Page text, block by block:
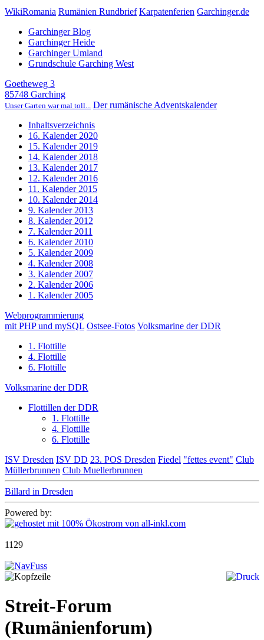
WikiRomania Rumänien Rundbrief Karpatenferien Garchinger.de
Garchinger Blog
Garchinger Heide
Garchinger Umland
Grundschule Garching West
Goetheweg 3
85748 Garching
Unser Garten war mal toll... Der rumänische Adventskalender
Inhaltsverzeichnis
16. Kalender 2020
15. Kalender 2019
14. Kalender 2018
13. Kalender 2017
12. Kalender 2016
11. Kalender 2015
10. Kalender 2014
9. Kalender 2013
8. Kalender 2012
7. Kalender 2011
6. Kalender 2010
5. Kalender 2009
4. Kalender 2008
3. Kalender 2007
2. Kalender 2006
1. Kalender 2005
Webprogrammierung
mit PHP und mySQL Ostsee-Fotos Volksmarine der DDR
1. Flottille
4. Flottille
6. Flottille
Volksmarine der DDR
Flottillen der DDR
1. Flottille
4. Flottille
6. Flottille
ISV Dresden ISV DD 23. POS Dresden Fiedel "fettes event" Club
Müllerbrunnen Club Muellerbrunnen
Billard in Dresden
Powered by:
1129
Streit-Forum
(Rumänienforum)